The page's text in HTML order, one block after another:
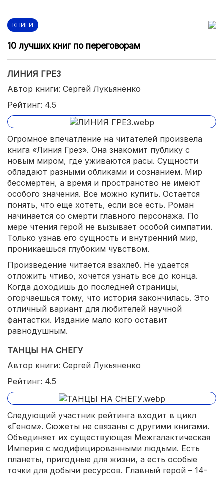
КНИГИ
10 лучших книг по переговорам
ЛИНИЯ ГРЕЗ
Автор книги: Сергей Лукьяненко
Рейтинг: 4.5
Огромное впечатление на читателей произвела
книга «Линия Грез». Она знакомит публику с
новым миром, где уживаются расы. Сущности
обладают разными обликами и сознанием. Мир
бессмертен, а время и пространство не имеют
особого значения. Все можно купить. Остается
понять, что еще хотеть, если все есть. Роман
начинается со смерти главного персонажа. По
мере чтения герой не вызывает особой симпатии.
Только узнав его сущность и внутренний мир,
проникаешься глубоким чувством.
Произведение читается взахлеб. Не удается
отложить чтиво, хочется узнать все до конца.
Когда доходишь до последней страницы,
огорчаешься тому, что история закончилась. Это
отличный вариант для любителей научной
фантастки. Издание мало кого оставит
равнодушным.
ТАНЦЫ НА СНЕГУ
Автор книги: Сергей Лукьяненко
Рейтинг: 4.5
Следующий участник рейтинга входит в цикл
«Геном». Сюжеты не связаны с другими книгами.
Объединяет их существующая Межгалактическая
Империя с модифицированными людьми. Есть
планеты, пригодные для жизни, а есть особые
точки для добычи ресурсов. Главный герой – 14-